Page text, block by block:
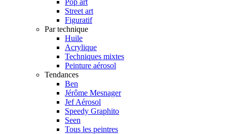
Street art
Figuratif
Par technique
Huile
Acrylique
Techniques mixtes
Peinture aérosol
Tendances
Ben
Jérôme Mesnager
Jef Aérosol
Speedy Graphito
Seen
Tous les peintres